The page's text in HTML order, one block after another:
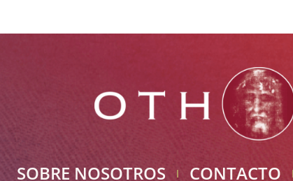
SOBRE NOSOTROS CONTACTO